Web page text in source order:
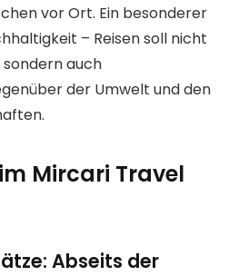
vor Ort. Ein besonderer
– Reisen soll nicht
sondern auch
der Umwelt und den
Mircari Travel
Abseits der